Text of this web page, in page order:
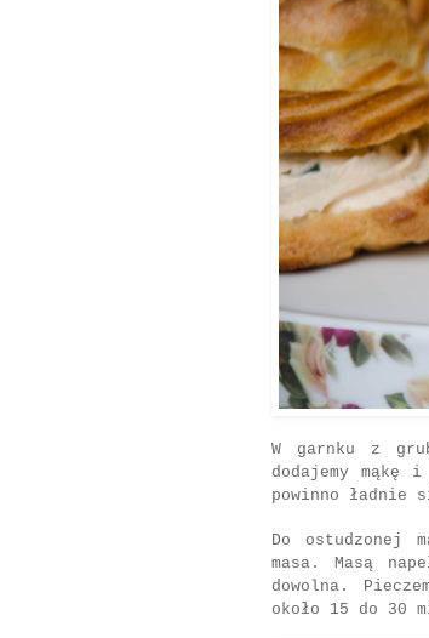
W garnku z
dodajemy mąkę
powinno ładnie
Do ostudzonej
masa. Masą
dowolna.
około 15 do 30